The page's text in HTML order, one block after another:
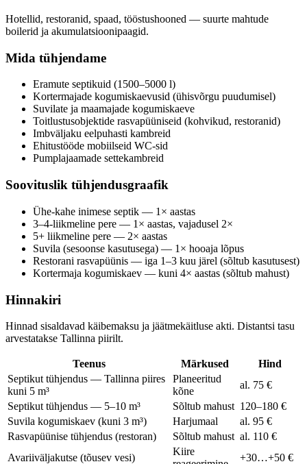
Hotellid, restoranid, spaad, tööstushooned — suurte mahtude
boilerid ja akumulatsioonipaagid.
Mida tühjendame
Eramute septikuid (1500–5000 l)
Kortermajade kogumiskaevusid (ühisvõrgu puudumisel)
Suvilate ja maamajade kogumiskaeve
Toitlustusobjektide rasvapüüniseid (kohvikud, restoranid)
Imbväljaku eelpuhasti kambreid
Ehitustööde mobiilseid WC-sid
Pumplajaamade settekambreid
Soovituslik tühjendusgraafik
Ühe-kahe inimese septik — 1× aastas
3–4-liikmeline pere — 1× aastas, vajadusel 2×
5+ liikmeline pere — 2× aastas
Suvila (sesoonse kasutusega) — 1× hooaja lõpus
Restorani rasvapüünis — iga 1–3 kuu järel (sõltub kasutusest)
Kortermaja kogumiskaev — kuni 4× aastas (sõltub mahust)
Hinnakiri
Hinnad sisaldavad käibemaksu ja jäätmekäitluse akti. Distantsi tasu
arvestatakse Tallinna piirilt.
Teenus Märkused
Hind
Septikut tühjendus — Tallinna piires
kuni 5 m³
Planeeritud
kõne
al. 75 €
Septikut tühjendus — 5–10 m³
Sõltub mahust 120–180 €
Suvila kogumiskaev (kuni 3 m³)
Harjumaal
al. 95 €
Rasvapüünise tühjendus (restoran)
Sõltub mahust al. 110 €
Avariiväljakutse (tõusev vesi)
Kiire
+30…+50 €